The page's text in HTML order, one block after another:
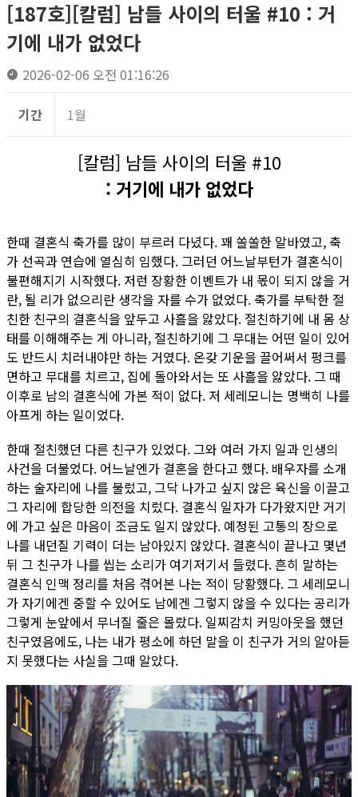
[187호][칼럼] 남들 사이의 터울 #10 : 거
기에 내가 없었다
2026-02-06 오전 01:16:26
기간 1월
[칼럼] 남들 사이의 터울 #10
: 거기에 내가 없었다
한때 결혼식 축가를 많이 부르러 다녔다. 꽤 쏠쏠한 알바였고, 축
가 선곡과 연습에 열심히 임했다. 그러던 어느날부턴가 결혼식이
불편해지기 시작했다. 저런 장황한 이벤트가 내 몫이 되지 않을 거
란, 될 리가 없으리란 생각을 자를 수가 없었다. 축가를 부탁한 절
친한 친구의 결혼식을 앞두고 사흘을 앓았다. 절친하기에 내 몸 상
태를 이해해주는 게 아니라, 절친하기에 그 무대는 어떤 일이 있어
도 반드시 치러내야만 하는 거였다. 온갖 기운을 끌어써서 펑크를
면하고 무대를 치르고, 집에 돌아와서는 또 사흘을 앓았다. 그 때
이후로 남의 결혼식에 가본 적이 없다. 저 세레모니는 명백히 나를
아프게 하는 일이었다.
한때 절친했던 다른 친구가 있었다. 그와 여러 가지 일과 인생의
사건을 더불었다. 어느날엔가 결혼을 한다고 했다. 배우자를 소개
하는 술자리에 나를 불렀고, 그닥 나가고 싶지 않은 육신을 이끌고
그 자리에 합당한 의전을 치렀다. 결혼식 일자가 다가왔지만 거기
에 가고 싶은 마음이 조금도 일지 않았다. 예정된 고통의 장으로
나를 내던질 기력이 더는 남아있지 않았다. 결혼식이 끝나고 몇년
뒤 그 친구가 나를 씹는 소리가 여기저기서 들렸다. 흔히 말하는
결혼식 인맥 정리를 처음 겪어본 나는 적이 당황했다. 그 세레모니
가 자기에겐 중할 수 있어도 남에겐 그렇지 않을 수 있다는 공리가
그렇게 눈앞에서 무너질 줄은 몰랐다. 일찌감치 커밍아웃을 했던
친구였음에도, 나는 내가 평소에 하던 말을 이 친구가 거의 알아듣
지 못했다는 사실을 그때 알았다.